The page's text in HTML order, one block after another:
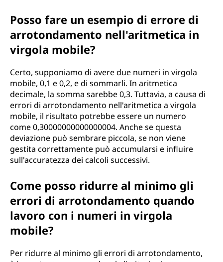
Posso fare un esempio di errore di
arrotondamento nell'aritmetica in
virgola mobile?
Certo, supponiamo di avere due numeri in virgola
mobile, 0,1 e 0,2, e di sommarli. In aritmetica
decimale, la somma sarebbe 0,3. Tuttavia, a causa di
errori di arrotondamento nell'aritmetica a virgola
mobile, il risultato potrebbe essere un numero
come 0,30000000000000004. Anche se questa
deviazione può sembrare piccola, se non viene
gestita correttamente può accumularsi e influire
sull'accuratezza dei calcoli successivi.
Come posso ridurre al minimo gli
errori di arrotondamento quando
lavoro con i numeri in virgola
mobile?
Per ridurre al minimo gli errori di arrotondamento,